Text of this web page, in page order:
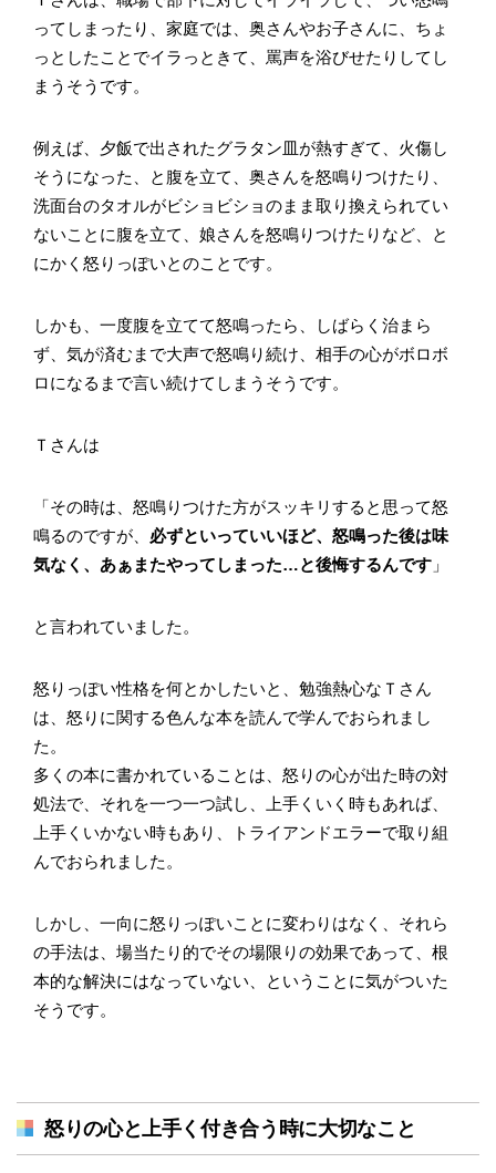
ってしまったり、家庭では、奥さんやお子さんに、ちょ
っとしたことでイラっときて、罵声を浴びせたりしてし
まうそうです。
例えば、夕飯で出されたグラタン皿が熱すぎて、火傷し
そうになった、と腹を立て、奥さんを怒鳴りつけたり、
洗面台のタオルがビショビショのまま取り換えられてい
ないことに腹を立て、娘さんを怒鳴りつけたりなど、と
にかく怒りっぽいとのことです。
しかも、一度腹を立てて怒鳴ったら、しばらく治まら
ず、気が済むまで大声で怒鳴り続け、相手の心がボロボ
ロになるまで言い続けてしまうそうです。
Ｔさんは
「その時は、怒鳴りつけた方がスッキリすると思って怒
鳴るのですが、 必ずといっていいほど、怒鳴った後は味
気なく、あぁまたやってしまった…と後悔するんです 」
と言われていました。
怒りっぽい性格を何とかしたいと、勉強熱心なＴさん
は、怒りに関する色んな本を読んで学んでおられまし
た。
多くの本に書かれていることは、怒りの心が出た時の対
処法で、それを一つ一つ試し、上手くいく時もあれば、
上手くいかない時もあり、トライアンドエラーで取り組
んでおられました。
しかし、一向に怒りっぽいことに変わりはなく、それら
の手法は、場当たり的でその場限りの効果であって、根
本的な解決にはなっていない、ということに気がついた
そうです。
怒りの心と上手く付き合う時に大切なこと